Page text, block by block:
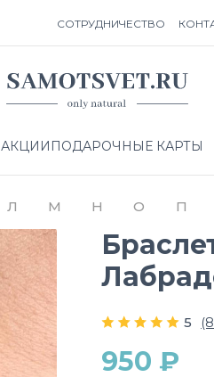
СОТРУДНИЧЕСТВО
АКЦИИ ПОДАРОЧНЫЕ КАРТЫ
Л М Н О П
5
950 ₽